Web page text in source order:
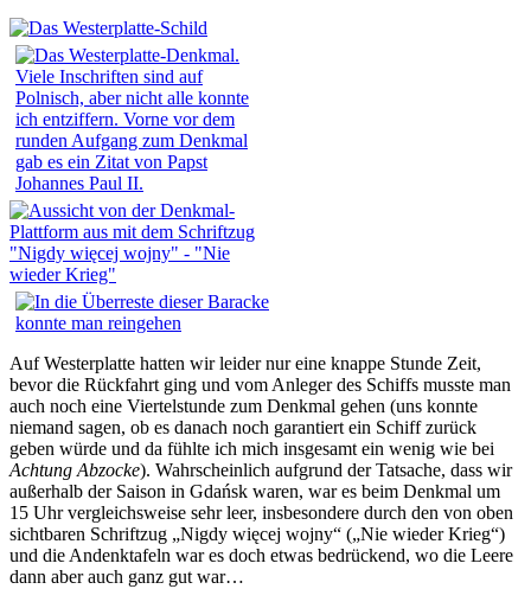
Auf Westerplatte hatten wir leider nur eine knappe Stunde Zeit,
bevor die Rückfahrt ging und vom Anleger des Schiffs musste man
auch noch eine Viertelstunde zum Denkmal gehen (uns konnte
niemand sagen, ob es danach noch garantiert ein Schiff zurück
geben würde und da fühlte ich mich insgesamt ein wenig wie bei
Achtung Abzocke). Wahrscheinlich aufgrund der Tatsache, dass wir
außerhalb der Saison in Gdańsk waren, war es beim Denkmal um
15 Uhr vergleichsweise sehr leer, insbesondere durch den von oben
sichtbaren Schriftzug „Nigdy więcej wojny“ („Nie wieder Krieg“)
und die Andenktafeln war es doch etwas bedrückend, wo die Leere
dann aber auch ganz gut war…